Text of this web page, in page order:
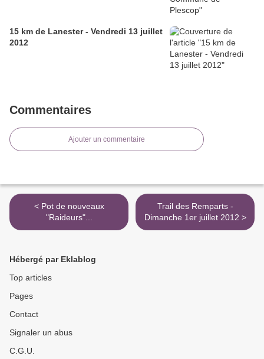
15 km de Lanester - Vendredi 13 juillet
2012
Commentaires
Ajouter un commentaire
< Pot de nouveaux
"Raideurs"...
Trail des Remparts -
Dimanche 1er juillet 2012 >
Hébergé par Eklablog
Top articles
Pages
Contact
Signaler un abus
C.G.U.